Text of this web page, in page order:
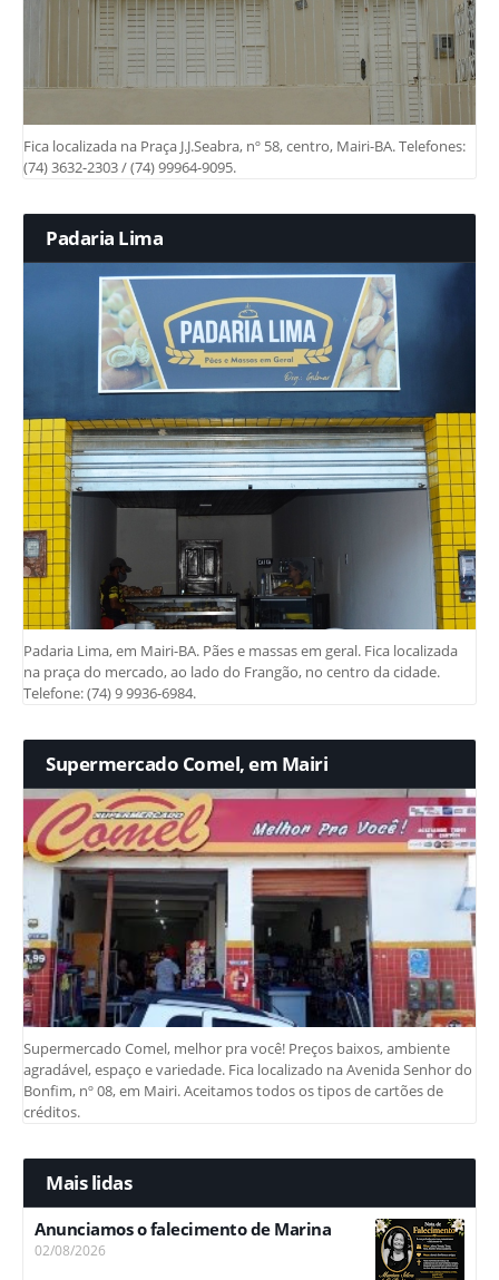
Fica localizada na Praça J.J.Seabra, nº 58, centro, Mairi-BA. Telefones:
(74) 3632-2303 / (74) 99964-9095.
Padaria Lima
Padaria Lima, em Mairi-BA. Pães e massas em geral. Fica localizada
na praça do mercado, ao lado do Frangão, no centro da cidade.
Telefone: (74) 9 9936-6984.
Supermercado Comel, em Mairi
Supermercado Comel, melhor pra você! Preços baixos, ambiente
agradável, espaço e variedade. Fica localizado na Avenida Senhor do
Bonfim, nº 08, em Mairi. Aceitamos todos os tipos de cartões de
créditos.
Mais lidas
Anunciamos o falecimento de Marina
02/08/2026